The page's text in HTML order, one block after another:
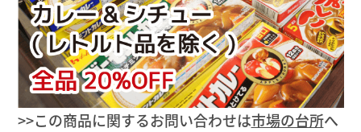
>>この商品に関するお問い合わせは市場の台所へ